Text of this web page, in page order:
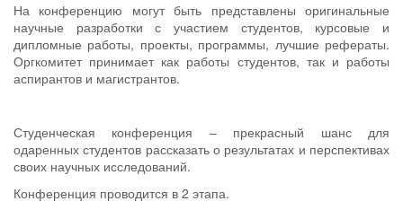
На конференцию могут быть представлены оригинальные
научные разработки с участием студентов, курсовые и
дипломные работы, проекты, программы, лучшие рефераты.
Оргкомитет принимает как работы студентов, так и работы
аспирантов и магистрантов.
Студенческая конференция – прекрасный шанс для
одаренных студентов рассказать о результатах и перспективах
своих научных исследований.
Конференция проводится в 2 этапа.